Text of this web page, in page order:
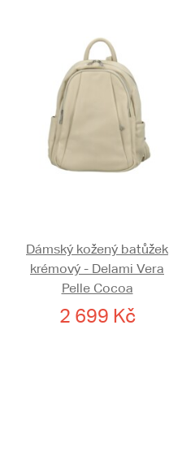
Dámský kožený batůžek
krémový - Delami Vera
Pelle Cocoa
2 699 Kč